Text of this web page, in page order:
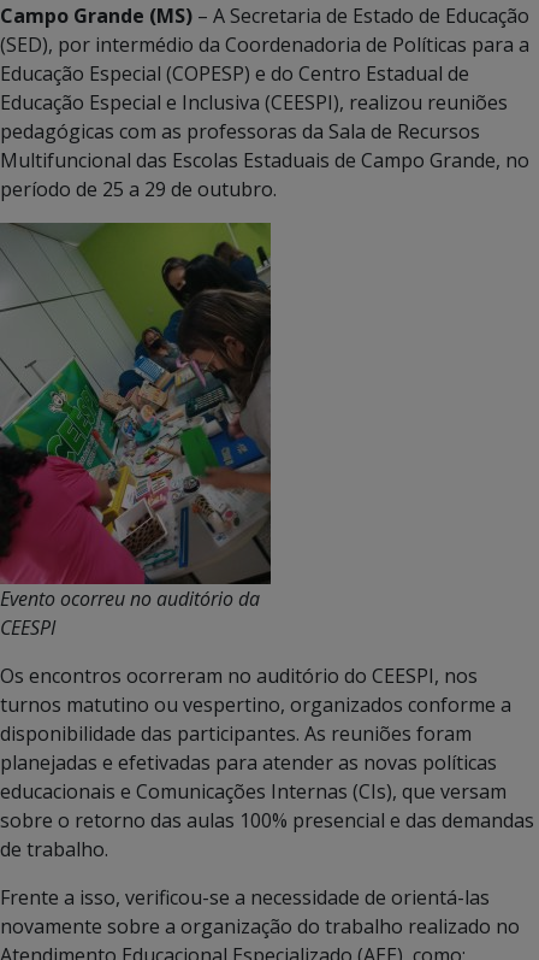
Campo Grande (MS) – A Secretaria de Estado de Educação
(SED), por intermédio da Coordenadoria de Políticas para a
Educação Especial (COPESP) e do Centro Estadual de
Educação Especial e Inclusiva (CEESPI), realizou reuniões
pedagógicas com as professoras da Sala de Recursos
Multifuncional das Escolas Estaduais de Campo Grande, no
período de 25 a 29 de outubro.
Evento ocorreu no auditório da
CEESPI
Os encontros ocorreram no auditório do CEESPI, nos
turnos matutino ou vespertino, organizados conforme a
disponibilidade das participantes. As reuniões foram
planejadas e efetivadas para atender as novas políticas
educacionais e Comunicações Internas (CIs), que versam
sobre o retorno das aulas 100% presencial e das demandas
de trabalho.
Frente a isso, verificou-se a necessidade de orientá-las
novamente sobre a organização do trabalho realizado no